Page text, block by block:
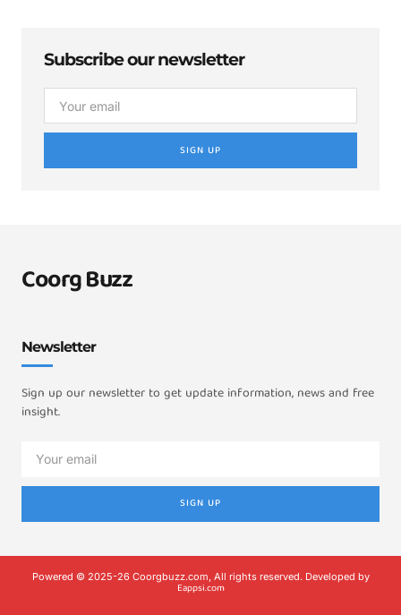
Subscribe our newsletter
SIGN UP
Coorg Buzz
Newsletter
Sign up our newsletter to get update information, news and free
insight.
SIGN UP
Powered © 2025-26 Coorgbuzz.com, All rights reserved. Developed by
Eappsi.com